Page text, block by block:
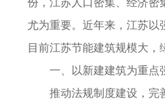
份，江苏人口密集、经济密
尤为重要。近年来，江苏以
目前江苏节能建筑规模大，
一、以新建建筑为重点
推动法规制度建设，完善